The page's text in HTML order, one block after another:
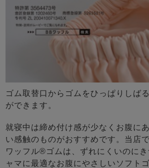
ゴム取替口からゴムをひっぱりしば
ができます。
就寝中は締め付け感が少なくお腹に
い感触のものがおすすめです。当店
ワッフル®ゴムは、ずれにくいのに
ャマに最適なお腹にやさしいソフトゴ